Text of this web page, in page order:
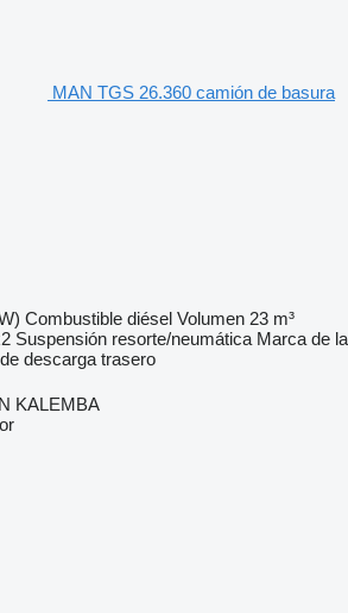
MAN TGS 26.360 camión de basura
Combustible diésel Volumen 23 m³
Suspensión resorte/neumática Marca de la
descarga trasero
KALEMBA